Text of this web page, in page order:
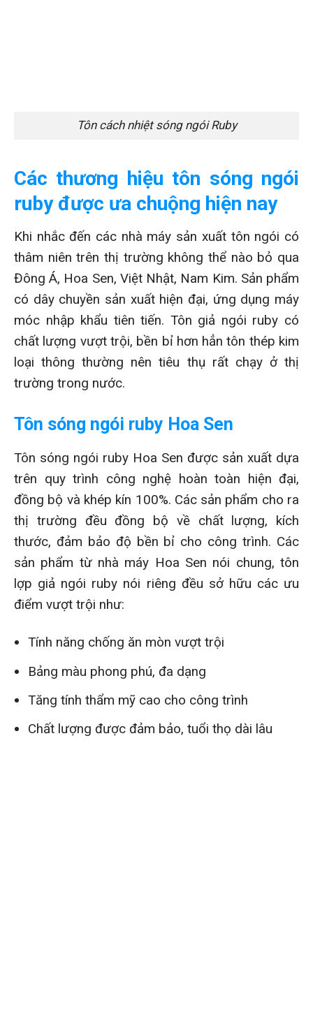
Tôn cách nhiệt sóng ngói Ruby
Các thương hiệu tôn sóng ngói
ruby được ưa chuộng hiện nay
Khi nhắc đến các nhà máy sản xuất tôn ngói có
thâm niên trên thị trường không thể nào bỏ qua
Đông Á, Hoa Sen, Việt Nhật, Nam Kim. Sản phẩm
có dây chuyền sản xuất hiện đại, ứng dụng máy
móc nhập khẩu tiên tiến. Tôn giả ngói ruby có
chất lượng vượt trội, bền bỉ hơn hẳn tôn thép kim
loại thông thường nên tiêu thụ rất chạy ở thị
trường trong nước.
Tôn sóng ngói ruby Hoa Sen
Tôn sóng ngói ruby Hoa Sen được sản xuất dựa
trên quy trình công nghệ hoàn toàn hiện đại,
đồng bộ và khép kín 100%. Các sản phẩm cho ra
thị trường đều đồng bộ về chất lượng, kích
thước, đảm bảo độ bền bỉ cho công trình. Các
sản phẩm từ nhà máy Hoa Sen nói chung, tôn
lợp giả ngói ruby nói riêng đều sở hữu các ưu
điểm vượt trội như:
Tính năng chống ăn mòn vượt trội
Bảng màu phong phú, đa dạng
Tăng tính thẩm mỹ cao cho công trình
Chất lượng được đảm bảo, tuổi thọ dài lâu